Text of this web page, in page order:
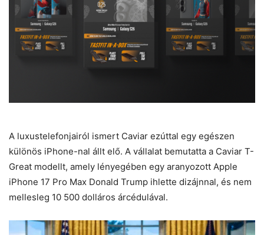
A luxustelefonjairól ismert Caviar ezúttal egy egészen
különös iPhone-nal állt elő. A vállalat bemutatta a Caviar T-
Great modellt, amely lényegében egy aranyozott Apple
iPhone 17 Pro Max Donald Trump ihlette dizájnnal, és nem
mellesleg 10 500 dolláros árcédulával.